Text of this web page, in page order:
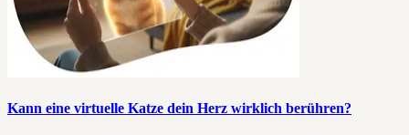
Kann eine virtuelle Katze dein Herz wirklich berühren?